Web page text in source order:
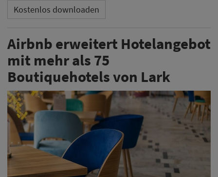
Kostenlos downloaden
Airbnb erweitert Hotelangebot
mit mehr als 75
Boutiquehotels von Lark